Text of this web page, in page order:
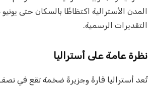
التقديرات الرسمية.
نظرة عامة على أستراليا
تُعد أستراليا قارةً وجزيرةً ضخمة تقع في نصف